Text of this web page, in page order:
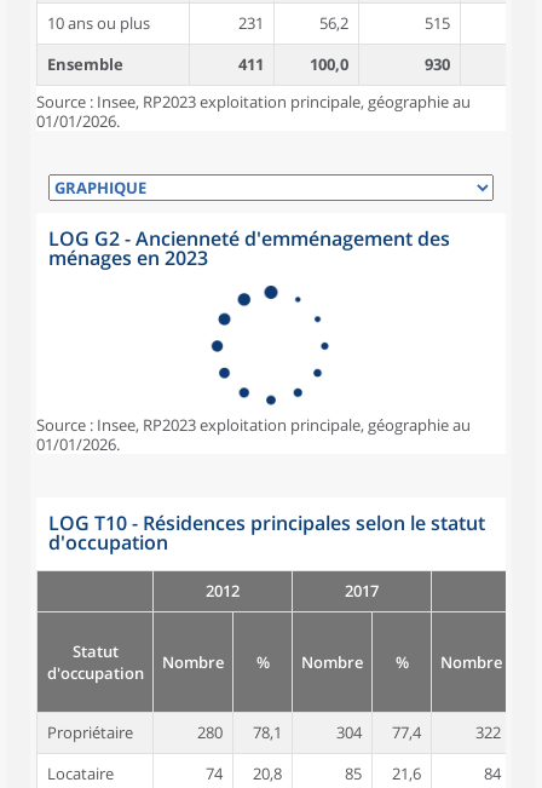
10 ans ou plus
231 56,2 515
Ensemble
411 100,0 930
Source : Insee, RP2023 exploitation principale, géographie au
01/01/2026.
LOG G2 - Ancienneté d'emménagement des
ménages en 2023
Source : Insee, RP2023 exploitation principale, géographie au
01/01/2026.
LOG T10 - Résidences principales selon le statut
d'occupation
2012 2017
Statut
d'occupation
Nombre % Nombre % Nombre
Propriétaire 280 78,1 304 77,4 322
Locataire
74 20,8 85 21,6 84